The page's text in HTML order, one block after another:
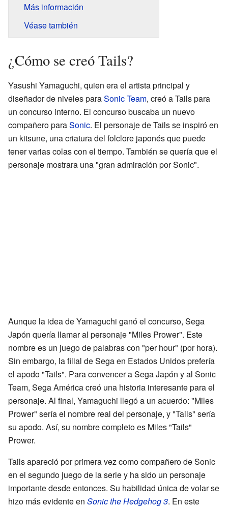
Más información
Véase también
¿Cómo se creó Tails?
Yasushi Yamaguchi, quien era el artista principal y
diseñador de niveles paraSonic Team, creó a Tails para
un concurso interno. El concurso buscaba un nuevo
compañero paraSonic. El personaje de Tails se inspiró en
un kitsune, una criatura del folclore japonés que puede
tener varias colas con el tiempo. También se quería que el
personaje mostrara una "gran admiración por Sonic".
Aunque la idea de Yamaguchi ganó el concurso, Sega
Japón quería llamar al personaje "Miles Prower". Este
nombre es un juego de palabras con "per hour" (por hora).
Sin embargo, la filial de Sega en Estados Unidos prefería
el apodo "Tails". Para convencer a Sega Japón y al Sonic
Team, Sega América creó una historia interesante para el
personaje. Al final, Yamaguchi llegó a un acuerdo: "Miles
Prower" sería el nombre real del personaje, y "Tails" sería
su apodo. Así, su nombre completo es Miles "Tails"
Prower.
Tails apareció por primera vez como compañero de Sonic
en el segundo juego de la serie y ha sido un personaje
importante desde entonces. Su habilidad única de volar se
hizo más evidente en Sonic the Hedgehog 3. En este